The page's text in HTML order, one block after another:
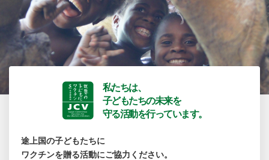
私たちは、
子どもたちの未来を
守る活動を行っています。
途上国の子どもたちに
ワクチンを贈る活動にご協力ください。